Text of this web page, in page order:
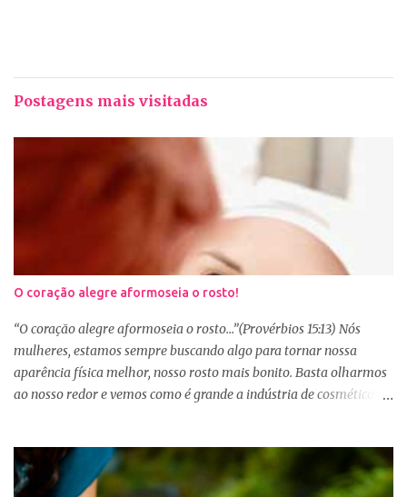
Postagens mais visitadas
O coração alegre aformoseia o rosto!
“O coração alegre aformoseia o rosto...”(Provérbios 15:13) Nós
mulheres, estamos sempre buscando algo para tornar nossa
aparência física melhor, nosso rosto mais bonito. Basta olharmos
ao nosso redor e vemos como é grande a indústria de cosméticos e
se maquiar e testam produtos. Não é errado gostar de se cuidar e
buscar conhecimento de como ficar mais bonita e atraente. Eu